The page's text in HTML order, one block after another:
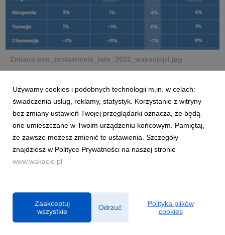
Zmiana cen_zestawienie_lato_2022_wakacjepl.jpg
Zmiana_cen_zestawienie__maj_2022_wakacjepl.jpg
Powiązane artykuły
Używamy cookies i podobnych technologii m.in. w celach:
świadczenia usług, reklamy, statystyk. Korzystanie z witryny
bez zmiany ustawień Twojej przeglądarki oznacza, że będą
one umieszczane w Twoim urządzeniu końcowym. Pamiętaj,
że zawsze możesz zmienić te ustawienia. Szczegóły
znajdziesz w Polityce Prywatności na naszej stronie
www.wakacje.pl
Zaakceptuj
wszystkie
Odrzuć
Polityka plików
cookies